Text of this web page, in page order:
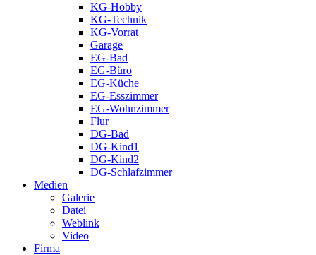
KG-Hobby
KG-Technik
KG-Vorrat
Garage
EG-Bad
EG-Büro
EG-Küche
EG-Esszimmer
EG-Wohnzimmer
Flur
DG-Bad
DG-Kind1
DG-Kind2
DG-Schlafzimmer
Medien
Galerie
Datei
Weblink
Video
Firma